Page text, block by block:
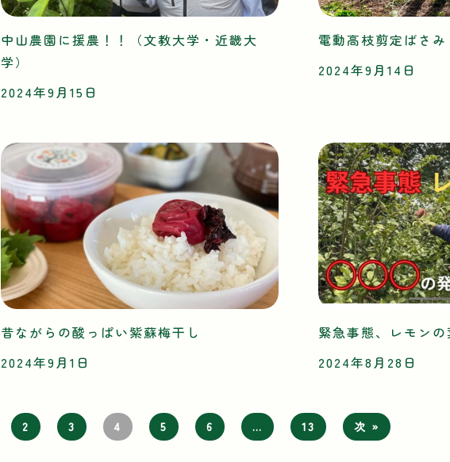
中山農園に援農！！（文教大学・近畿大
学）
2024年9月15日
電動高枝剪定ばさみ
2024年9月14日
昔ながらの酸っぱい紫蘇梅干し
2024年9月1日
緊急事態、レモンの
2024年8月28日
2 3 4 5 6 … 13 次 »